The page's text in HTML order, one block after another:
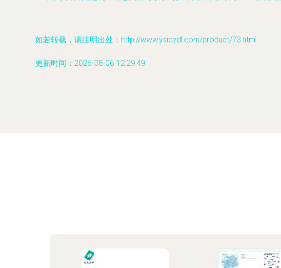
如若转载，请注明出处：http://www.ysidzdl.com/product/73.html
更新时间：2026-08-06 12:29:49